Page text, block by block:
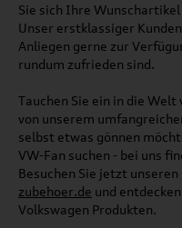
Sie sich Ihre
Unser erstklassiger
Anliegen gerne zur
rundum zufrieden sind.
Tauchen Sie ein in die Welt
von unserem
selbst etwas gönnen
VW-Fan suchen - bei uns
Besuchen Sie jetzt
zubehoer.de und
Volkswagen Produkten.